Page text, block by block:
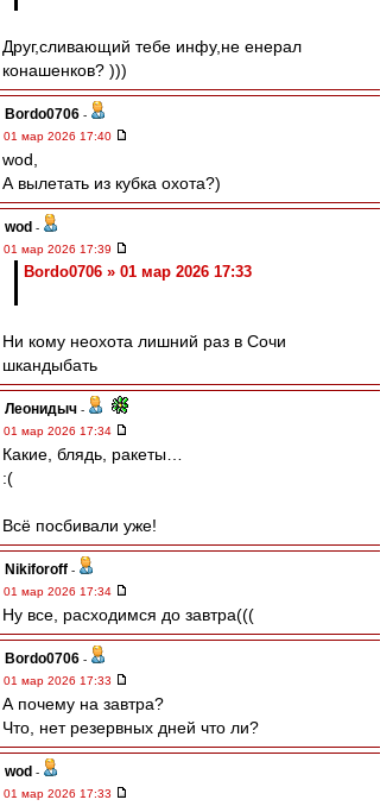
Друг,сливающий тебе инфу,не енерал
конашенков? )))
Bordo0706 -
01 мар 2026 17:40
wod,
А вылетать из кубка охота?)
wod -
01 мар 2026 17:39
Bordo0706 » 01 мар 2026 17:33
Ни кому неохота лишний раз в Сочи
шкандыбать
Леонидыч -
01 мар 2026 17:34
Какие, блядь, ракеты…
:(
Всё посбивали уже!
Nikiforoff -
01 мар 2026 17:34
Ну все, расходимся до завтра(((
Bordo0706 -
01 мар 2026 17:33
А почему на завтра?
Что, нет резервных дней что ли?
wod -
01 мар 2026 17:33